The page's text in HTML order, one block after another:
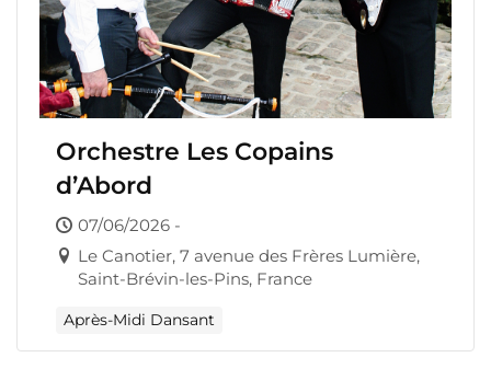
Orchestre Les Copains
d’Abord
07/06/2026 -
Le Canotier, 7 avenue des Frères Lumière,
Saint-Brévin-les-Pins, France
Après-Midi Dansant